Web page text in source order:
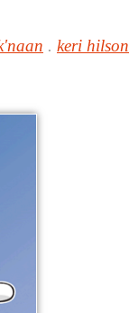
. keri hilson